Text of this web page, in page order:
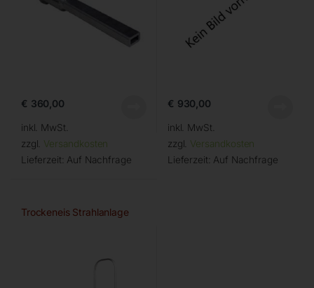
€ 360,00
inkl. MwSt.
zzgl. Versandkosten
Lieferzeit: Auf Nachfrage
€ 930,00
inkl. MwSt.
zzgl. Versandkosten
Lieferzeit: Auf Nachfrage
Trockeneis Strahlanlage